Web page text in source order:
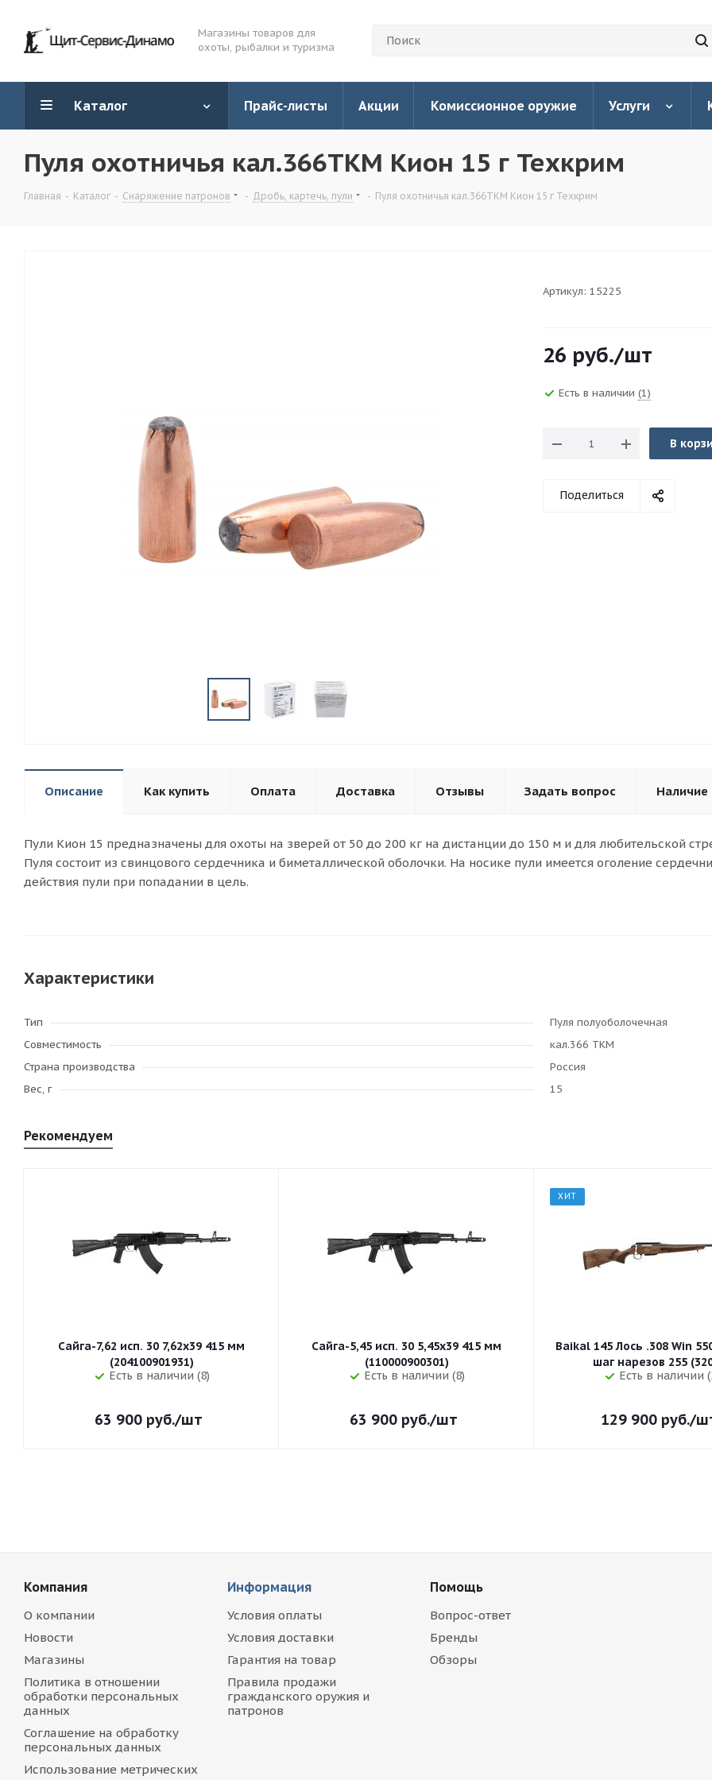
Магазины товаров для
охоты, рыбалки и туризма
Каталог Прайс-листы Акции Комиссионное оружие Услуги
Пуля охотничья кал.366ТКМ Кион 15 г Техкрим
Главная - Каталог - Снаряжение патронов - Дробь, картечь, пули - Пуля охотничья кал.366ТКМ Кион 15 г Техкрим
Артикул: 15225
26 руб./шт
Есть в наличии (1)
В
Поделиться
Описание Как купить Оплата Доставка Отзывы Задать вопрос Наличие
Пули Кион 15 предназначены для охоты на зверей от 50 до 200 кг на дистанции до 150 м и для любительской
Пуля состоит из свинцового сердечника и биметаллической оболочки. На носике пули имеется оголение
действия пули при попадании в цель.
Характеристики
Тип
Пуля полуоболочечная
Совместимость
кал.366 ТКМ
Страна производства
Россия
Вес, г
15
Рекомендуем
Сайга-7,62 исп. 30 7,62x39 415 мм
(204100901931)
Есть в наличии (8)
63 900 руб./шт
Сайга-5,45 исп. 30 5,45x39 415 мм
(110000900301)
Есть в наличии (8)
63 900 руб./шт
ХИТ
Baikal 145 Лось .308 Win
шаг
Есть в наличии
129 900руб./
Компания
О компании
Новости
Магазины
Политика в отношении
обработки персональных
данных
Соглашение на обработку
персональных данных
Использование метрических
Информация
Условия оплаты
Условия доставки
Гарантия на товар
Правила продажи
гражданского оружия и
патронов
Помощь
Вопрос-ответ
Бренды
Обзоры